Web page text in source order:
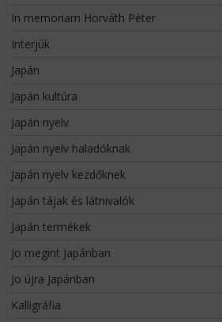
In memoriam Horváth Péter
Interjúk
Japán
Japán kultúra
Japán nyelv
Japán nyelv haladóknak
Japán nyelv kezdőknek
Japán tájak és látnivalók
Japán termékek
Jo megint Japánban
Jo újra Japánban
Kalligráfia